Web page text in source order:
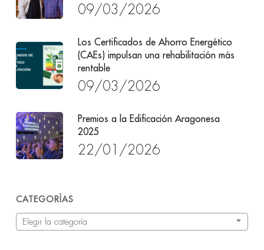
09/03/2026
Los Certificados de Ahorro Energético
(CAEs) impulsan una rehabilitación más
rentable
09/03/2026
Premios a la Edificación Aragonesa
2025
22/01/2026
CATEGORÍAS
Categorías
Elegir la categoría